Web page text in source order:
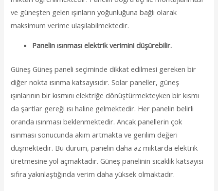
ve güneşten gelen ışınların yoğunluğuna bağlı olarak
maksimum verime ulaşılabilmektedir.
Panelin ısınması elektrik verimini düşürebilir.
Güneş Güneş paneli seçiminde dikkat edilmesi gereken bir
diğer nokta ısınma katsayısıdır. Solar paneller, güneş
ışınlarının bir kısmını elektriğe dönüştürmekteyken bir kısmı
da şartlar gereği ısı haline gelmektedir. Her panelin belirli
oranda ısınması beklenmektedir. Ancak panellerin çok
ısınması sonucunda akım artmakta ve gerilim değeri
düşmektedir. Bu durum, panelin daha az miktarda elektrik
üretmesine yol açmaktadır. Güneş panelinin sıcaklık katsayısı
sıfıra yakınlaştığında verim daha yüksek olmaktadır.